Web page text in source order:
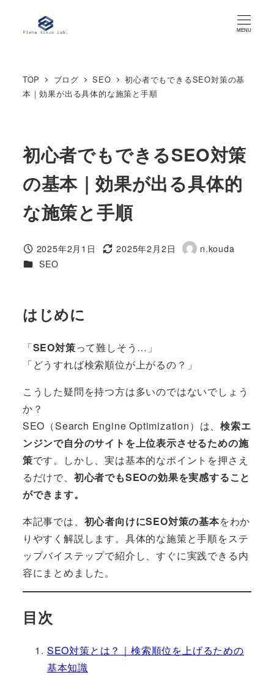
MENU
TOP ブログ SEO
初心者でもできるSEO対策の基
本｜効果が出る具体的な施策と手順
初心者でもできるSEO対策
の基本｜効果が出る具体的
な施策と手順
投稿日
2025年2月1日
更新日
2025年2月2日
著
n.kouda
カテゴリー
SEO
はじめに
「SEO対策って難しそう…」
「どうすれば検索順位が上がるの？」
こうした疑問を持つ方は多いのではないでしょう
か？
SEO（Search Engine Optimization）は、検索エ
ンジンで自分のサイトを上位表示させるための施
策です。しかし、実は基本的なポイントを押さえ
るだけで、 初心者でもSEOの効果を実感すること
ができます。
本記事では、 初心者向けにSEO対策の基本をわか
りやすく解説します。具体的な施策と手順をステ
ップバイステップで紹介し、すぐに実践できる内
容にまとめました。
目次
SEO対策とは？｜検索順位を上げるための
基本知識